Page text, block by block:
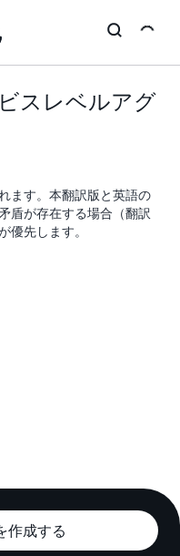
スレベルアグ
ます。本翻訳版と英語の
盾が存在する場合（翻訳
優先します。
作成する